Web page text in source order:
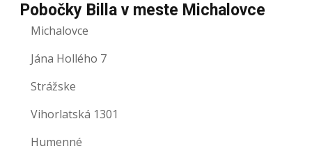
Pobočky Billa v meste Michalovce
Michalovce
Jána Hollého 7
Strážske
Vihorlatská 1301
Humenné